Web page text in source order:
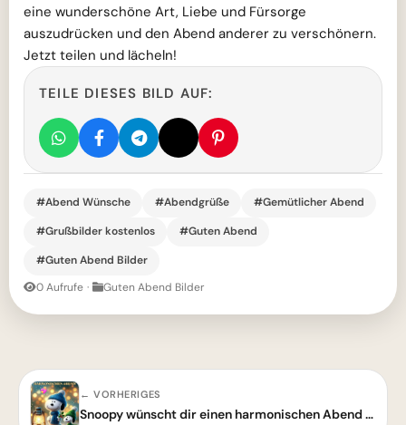
eine wunderschöne Art, Liebe und Fürsorge
auszudrücken und den Abend anderer zu verschönern.
Jetzt teilen und lächeln!
TEILE DIESES BILD AUF:
#Abend Wünsche #Abendgrüße
#Gemütlicher Abend
#Grußbilder kostenlos
#Guten Abend
#Guten Abend Bilder
0 Aufrufe · Guten Abend Bilder
← VORHERIGES
Snoopy wünscht dir einen harmonischen Abend - Guten Abend Gruß